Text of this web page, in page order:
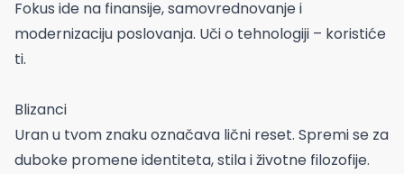
Fokus ide na finansije, samovrednovanje i
modernizaciju poslovanja. Uči o tehnologiji – koristiće
ti.
Blizanci
Uran u tvom znaku označava lični reset. Spremi se za
duboke promene identiteta, stila i životne filozofije.